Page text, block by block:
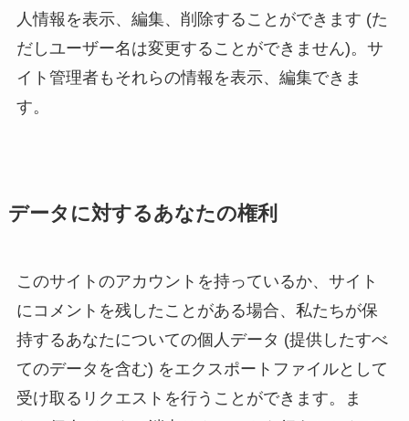
人情報を表示、編集、削除することができます (た
だしユーザー名は変更することができません)。サ
イト管理者もそれらの情報を表示、編集できま
す。
データに対するあなたの権利
このサイトのアカウントを持っているか、サイト
にコメントを残したことがある場合、私たちが保
持するあなたについての個人データ (提供したすべ
てのデータを含む) をエクスポートファイルとして
受け取るリクエストを行うことができます。ま